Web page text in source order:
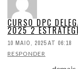
CURSO DPC
2025 2
10 MAIO, 2025 AT 06:18
RESPONDER